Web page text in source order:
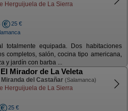
Herguijuela de La Sierra
25 €
totalmente equipada. Dos habitaciones
completos, salón, cocina tipo americana,
y jardín con barba ...
Mirador de La Veleta
Miranda del Castañar (Salamanca)
Herguijuela de La Sierra
25 €